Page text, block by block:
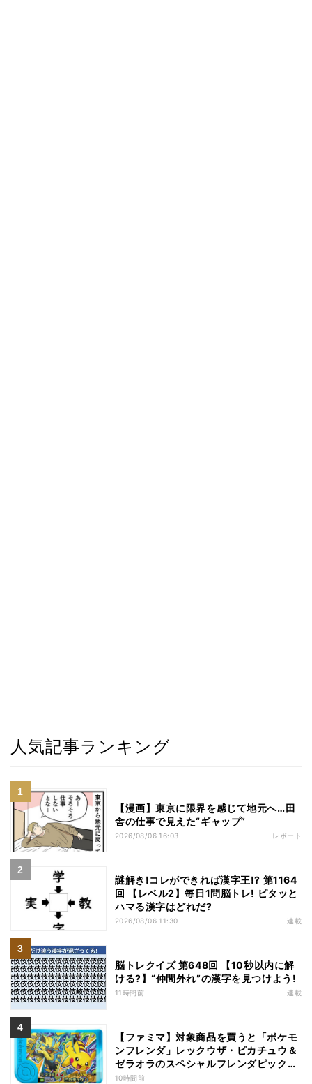
人気記事ランキング
【漫画】東京に限界を感じて地元へ…田
舎の仕事で見えた“ギャップ”
2026/08/06 16:03 レポート
謎解き!コレができれば漢字王!? 第1164
回 【レベル2】毎日1問脳トレ! ピタッと
ハマる漢字はどれだ?
2026/08/06 11:30 連載
脳トレクイズ 第648回 【10秒以内に解
ける?】“仲間外れ”の漢字を見つけよう!
11時間前 連載
【ファミマ】対象商品を買うと「ポケモ
ンフレンダ」レックウザ・ピカチュウ＆
ゼラオラのスペシャルフレンダピックが
もらえるキャンペーン
10時間前